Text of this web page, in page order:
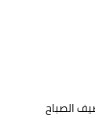
الصباح